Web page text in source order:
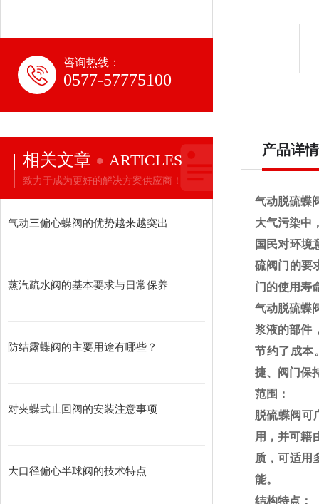
咨询热线：
0577-57775100
相关文章 ARTICLES
致力于成为更好的解决方案供应商！
气动三偏心蝶阀的优势越来越突出
蒸汽疏水阀的基本要求与日常保养
防结露蝶阀的主要用途有哪些？
对夹蝶式止回阀的安装注意事项
大口径偏心半球阀的技术特点
产品详情
气动脱硫蝶
大气污染中
国民对环境
硫阀门的要
门的使用寿
气动脱硫蝶
浆液的部件
节约了成本
捷、阀门保
范围：
脱硫蝶阀可
用，并可籍
质，可适用
能。
结构特点：